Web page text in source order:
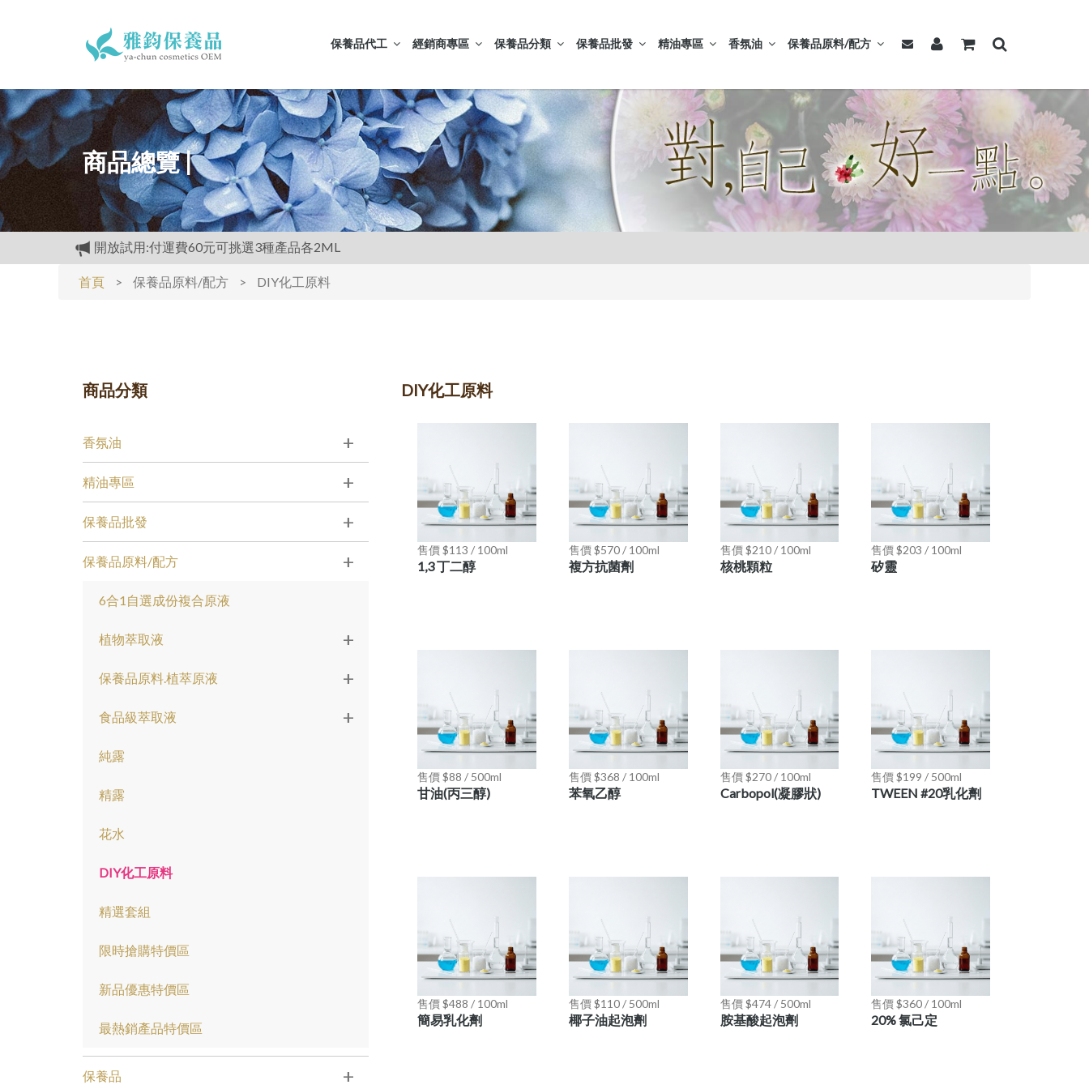
保養品代工 經銷商專區 保養品分類 保養品批發 精油專區 香氛油 保養品原料/配方
商品總覽 |
開放試用:付運費60元可挑選3種產品各2ML
滿3000元再送精美好禮
購物禮:送夏日涼感劑100cc.只能噴衣服.不要噴皮膚
首頁 > 保養品原料/配方 > DIY化工原料
商品分類
香氛油 +
精油專區 +
保養品批發 +
保養品原料/配方
6合1自選成份複合原液
植物萃取液 +
保養品原料.植萃原液 +
食品級萃取液 +
純露
精露
花水
DIY化工原料
精選套組
限時搶購特價區
新品優惠特價區
最熱銷產品特價區
+
保養品 +
DIY化工原料
售價 $113 / 100ml
1,3 丁二醇
售價 $570 / 100ml
複方抗菌劑
售價 $210 / 100ml
核桃顆粒
售價 $203 / 100ml
矽靈
售價 $88 / 500ml
甘油(丙三醇)
售價 $368 / 100ml
苯氧乙醇
售價 $270 / 100ml
Carbopol(凝膠狀)
售價 $199 / 500ml
TWEEN #20乳化劑
售價 $488 / 100ml
簡易乳化劑
售價 $110 / 500ml
椰子油起泡劑
售價 $474 / 500ml
胺基酸起泡劑
售價 $360 / 100ml
20% 氯己定